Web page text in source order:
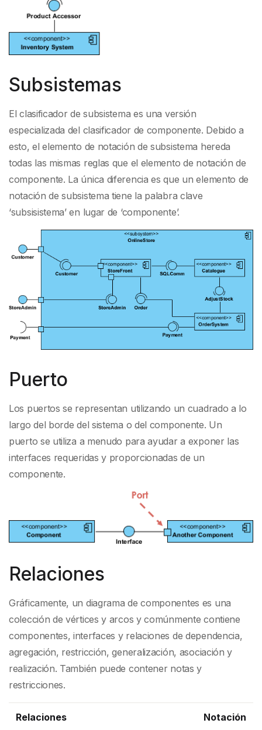
Subsistemas
El clasificador de subsistema es una versión
especializada del clasificador de componente. Debido a
esto, el elemento de notación de subsistema hereda
todas las mismas reglas que el elemento de notación de
componente. La única diferencia es que un elemento de
notación de subsistema tiene la palabra clave
‘subsisistema’ en lugar de ‘componente’.
Puerto
Los puertos se representan utilizando un cuadrado a lo
largo del borde del sistema o del componente. Un
puerto se utiliza a menudo para ayudar a exponer las
interfaces requeridas y proporcionadas de un
componente.
Relaciones
Gráficamente, un diagrama de componentes es una
colección de vértices y arcos y comúnmente contiene
componentes, interfaces y relaciones de dependencia,
agregación, restricción, generalización, asociación y
realización. También puede contener notas y
restricciones.
Relaciones Notación